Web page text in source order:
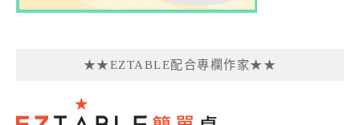
★★EZTABLE配合專欄作家★★